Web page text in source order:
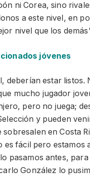
ni Corea, sino
a este nivel, en
nivel que los
jóvenes
deberían estar listos.
mucho jugador
pero no juega;
y pueden
sobresalen en Costa
es fácil pero estamos
pasamos antes,
González lo